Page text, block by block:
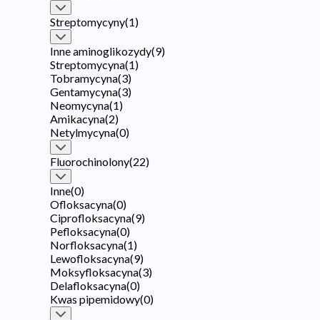
Streptomycyny(1)
Inne aminoglikozydy(9)
Streptomycyna(1)
Tobramycyna(3)
Gentamycyna(3)
Neomycyna(1)
Amikacyna(2)
Netylmycyna(0)
Fluorochinolony(22)
Inne(0)
Ofloksacyna(0)
Ciprofloksacyna(9)
Pefloksacyna(0)
Norfloksacyna(1)
Lewofloksacyna(9)
Moksyfloksacyna(3)
Delafloksacyna(0)
Kwas pipemidowy(0)